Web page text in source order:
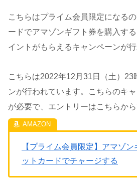
こちらはプライム会員限定になる
ードでアマゾンギフト券を購入す
イントがもらえるキャンペーンが行
こちらは2022年12月31日（土）23
ンが行われています。こちらのキ
が必要で、エントリーはこちらから
【プライム会員限定】アマゾ
ットカードでチャージする